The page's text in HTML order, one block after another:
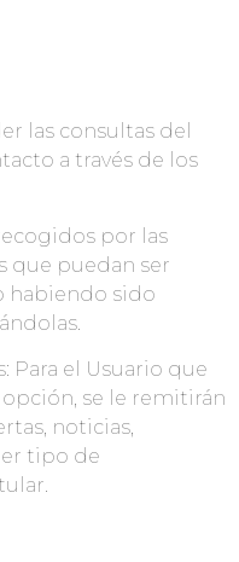
las consultas del
a través de los
por las
que puedan ser
habiendo sido
Para el Usuario que
se le remitirán
noticias,
tipo de